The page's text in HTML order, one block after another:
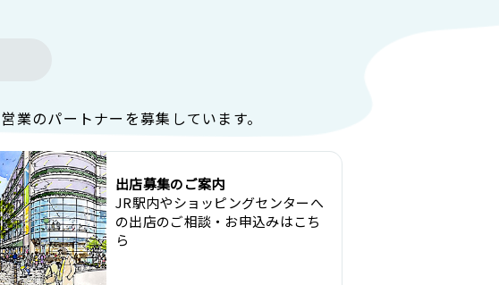
営業のパートナーを募集しています。
出店募集のご案内
JR駅内やショッピングセンターへ
の出店のご相談・お申込みはこち
ら